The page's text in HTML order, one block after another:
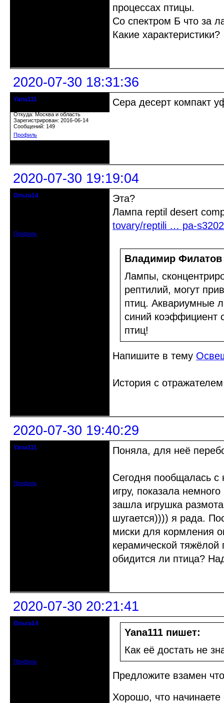
процессах птицы.
Со спектром Б что за
Какие характеристики?
2020-07-30 18:31:36
Yana111
Откуда: Москва и область
Зарегистрирован: 2016-06-14
Сообщений: 149
Профиль
Сера десерт компакт
2020-07-30 19:19:04
Ольга14
Профиль
Эта?
Лампа reptil desert
tovary/reptili … pa-
Владимир
Лампы,
рептилий, могут
птиц. Аквариумные
синий коэффициент
птиц!
Напишите в тему
История с
2020-07-30 19:40:29
Yana111
Профиль
Поняла, для неё
Сегодня пообщалась с
игру, показала
зашла игрушка
шугается)))) я рада.
миски для кормления
керамической
обидится ли птица?
2020-07-30 20:21:41
Ольга14
Профиль
Yana111 пишет:
Как её достать не
Предложите взамен
Хорошо, что